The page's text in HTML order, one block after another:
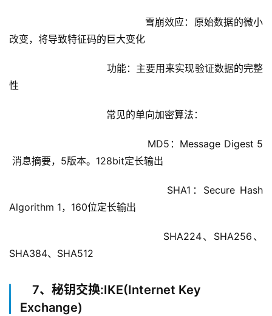
改变，将导致特征码的巨大变化
性
			        常见的单向加密算法：
消息摘要，5版本。128bit定长输出
Algorithm 1，160位定长输出
SHA384、SHA512
7、秘钥交换:IKE(Internet Key
Exchange)